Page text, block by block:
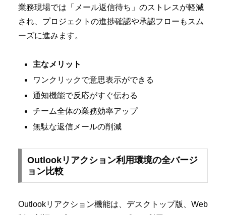
業務現場では「メール返信待ち」のストレスが軽減
され、プロジェクトの進捗確認や承認フローもスム
ーズに進みます。
主なメリット
ワンクリックで意思表示ができる
通知機能で反応がすぐ伝わる
チーム全体の業務効率アップ
無駄な返信メールの削減
Outlookリアクション利用環境の全バージ
ョン比較
Outlookリアクション機能は、デスクトップ版、Web